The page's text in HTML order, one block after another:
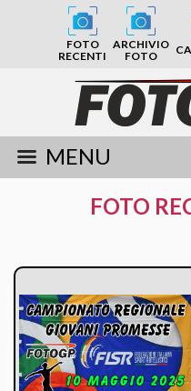
FOTO
RECENTI
ARCHIVIO
FOTO
MENU
FOTO